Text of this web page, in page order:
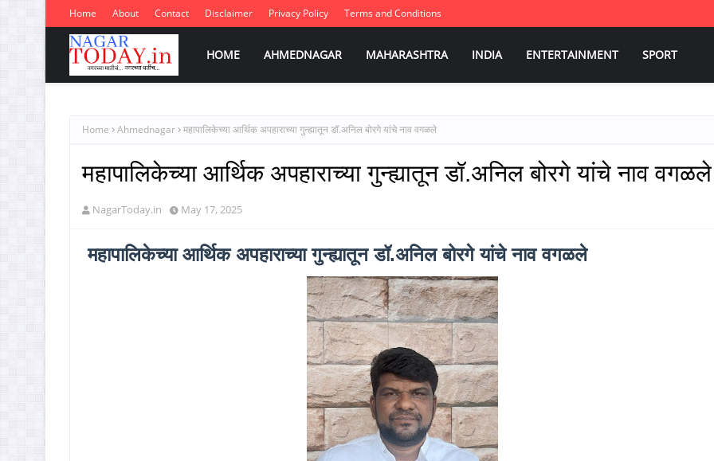
Home About Contact Disclaimer Privacy Policy Terms and Conditions
HOME AHMEDNAGAR MAHARASHTRA INDIA ENTERTAINMENT SPORT
Home Ahmednagar महापालिकेच्या आर्थिक अपहाराच्या गुन्ह्यातून डॉ.अनिल बोरगे यांचे नाव वगळले
महापालिकेच्या आर्थिक अपहाराच्या गुन्ह्यातून डॉ.अनिल बोरगे यांचे नाव वगळले
NagarToday.in May 17, 2025
महापालिकेच्या आर्थिक अपहाराच्या गुन्ह्यातून डॉ.अनिल बोरगे यांचे नाव वगळले